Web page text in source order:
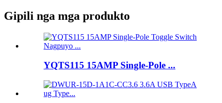
Gipili nga mga produkto
YQTS115 15AMP Single-Pole ...